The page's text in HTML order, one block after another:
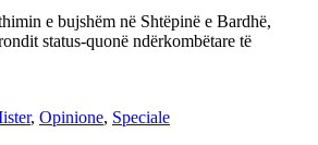
e bujshëm në Shtëpinë e Bardhë,
status-quonë ndërkombëtare të
, Opinione, Speciale